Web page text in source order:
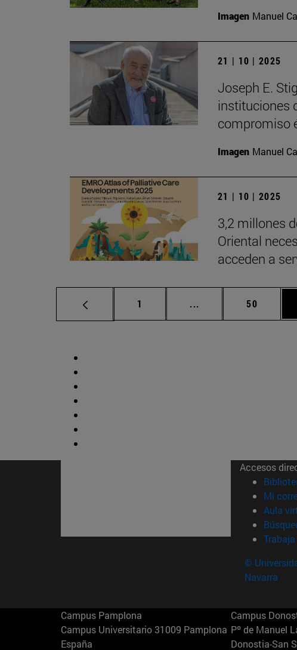
Imagen Manuel
21 | 10 | 2025
Joseph E.
instituciones
compromiso
Imagen Manuel
21 | 10 | 2025
3,2 millones
Oriental
acceden a
Página
1 ... Páginas intermedias
Página
50
Accesos
Mi
Aula
©
Navarra
Campus Pamplona
Campus Universitario 31009 Pamplona
España
Campus
Pº de Manuel
Donostia-San